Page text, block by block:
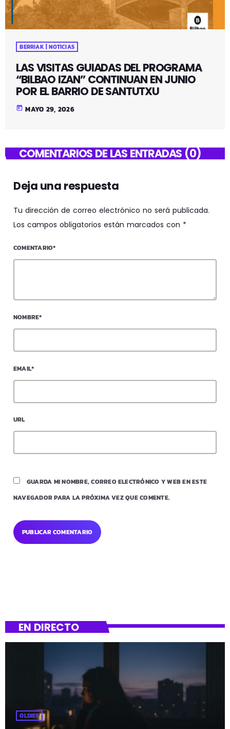
BERRIAK | NOTICIAS
LAS VISITAS GUIADAS DEL PROGRAMA
“BILBAO IZAN” CONTINUAN EN JUNIO
POR EL BARRIO DE SANTUTXU
today MAYO 29, 2026
COMENTARIOS DE LAS ENTRADAS (0)
Deja una respuesta
Tu dirección de correo electrónico no será publicada.
Los campos obligatorios están marcados con *
COMENTARIO*
NOMBRE*
EMAIL*
URL
GUARDA MI NOMBRE, CORREO ELECTRÓNICO Y WEB EN ESTE
NAVEGADOR PARA LA PRÓXIMA VEZ QUE COMENTE.
EN DIRECTO
OLDIES